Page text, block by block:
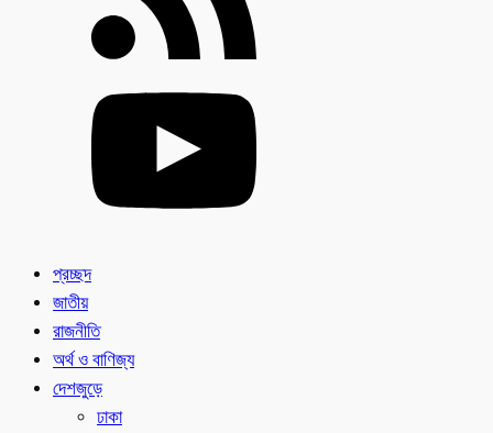
প্রচ্ছদ
জাতীয়
রাজনীতি
অর্থ ও বাণিজ্য
দেশজুড়ে
ঢাকা